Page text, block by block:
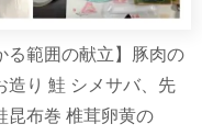
る範囲の献立】豚肉の
造り 鮭 シメサバ、先
昆布巻 椎茸卵黄の